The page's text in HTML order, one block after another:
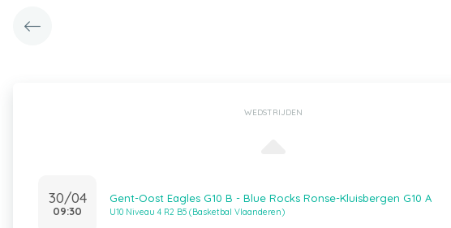
WEDSTRIJDEN
30/04
09:30
Gent-Oost Eagles G10 B - Blue Rocks Ronse-Kluisbergen G10 A
U10 Niveau 4 R2 B5 (Basketbal Vlaanderen)